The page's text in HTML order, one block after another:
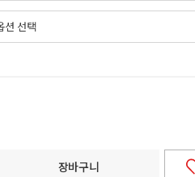
장바구니